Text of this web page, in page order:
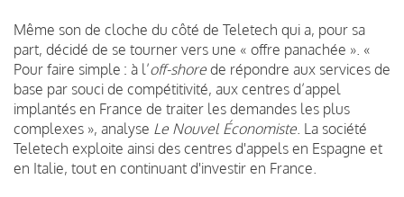
Même son de cloche du côté de Teletech qui a, pour sa
part, décidé de se tourner vers une « offre panachée ». «
Pour faire simple : à l’off-shore de répondre aux services de
base par souci de compétitivité, aux centres d’appel
implantés en France de traiter les demandes les plus
complexes », analyse Le Nouvel Économiste . La société
Teletech exploite ainsi des centres d'appels en Espagne et
en Italie, tout en continuant d'investir en France.